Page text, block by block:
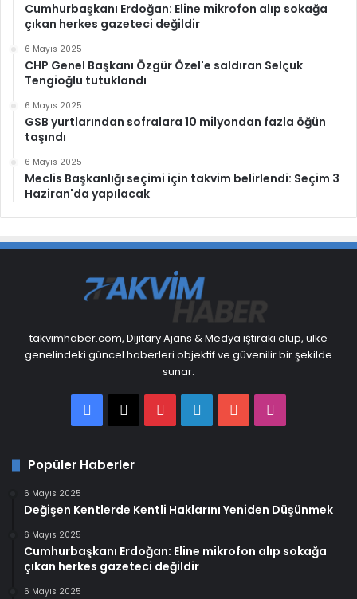
Cumhurbaşkanı Erdoğan: Eline mikrofon alıp sokağa
çıkan herkes gazeteci değildir
6 Mayıs 2025
CHP Genel Başkanı Özgür Özel'e saldıran Selçuk
Tengioğlu tutuklandı
6 Mayıs 2025
GSB yurtlarından sofralara 10 milyondan fazla öğün
taşındı
6 Mayıs 2025
Meclis Başkanlığı seçimi için takvim belirlendi: Seçim 3
Haziran'da yapılacak
takvimhaber.com, Dijitary Ajans & Medya iştiraki olup, ülke
genelindeki güncel haberleri objektif ve güvenilir bir şekilde
sunar.
Facebook
X PinterestLinkedInYouTube
Popüler Haberler
6 Mayıs 2025
Değişen Kentlerde Kentli Haklarını Yeniden Düşünmek
6 Mayıs 2025
Cumhurbaşkanı Erdoğan: Eline mikrofon alıp sokağa
çıkan herkes gazeteci değildir
6 Mayıs 2025